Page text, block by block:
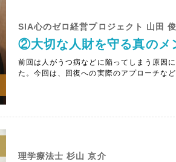
SIA心のゼロ経営プロジェクト 山田
②大切な人財を守る真のメ
前回は人がうつ病などに陥ってしまう原因
た。今回は、回復への実際のアプローチな
理学療法士 杉山 京介